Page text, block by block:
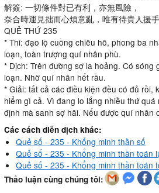
解簽: 一切條件對已有利，亦無風險，
奈合時運見拙而心煩意亂，唯有待貴人援手
QUẺ THỨ 235
* Thi: đạo lộ cuồng chiêu hô, phong ba
loạn, toàn trượng quí nhân phù.
* Dịch: Trên đường sợ la hoảng. Có sóng
loạn. Nhờ quí nhân hết rầu.
* Giải: tất cả các điều kiện đều có đủ rồi,
hiểm gì cả. Vì đang lo lắng nhiều thứ
định mà sanh sợ hãi. Nếu được quí nhân
Các cách diễn dịch khác:
Quẻ số - 235 - Khổng minh thần số
Quẻ số - 235 - Khổng minh thần toán
Quẻ số - 235 - Khổng minh thần toán
Thảo luận cùng chúng tôi: